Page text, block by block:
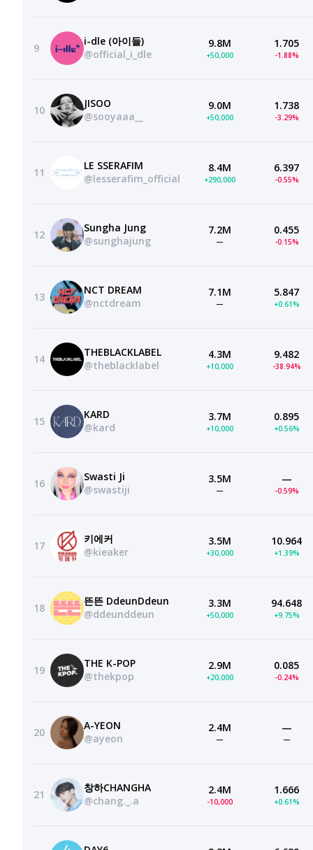
9
i-dle (아이들)
@official_i_dle
9.8M
+50,000
1.705
-1.88%
10
JISOO
@sooyaaa__
9.0M
+50,000
1.738
-3.29%
11
LE SSERAFIM
@lesserafim_official
8.4M
+290,000
6.397
-0.55%
12
Sungha Jung
@sunghajung
7.2M
—
0.455
-0.15%
13
NCT DREAM
@nctdream
7.1M
—
5.847
+0.61%
14
THEBLACKLABEL
@theblacklabel
4.3M
+10,000
9.482
-38.94%
15
KARD
@kard
3.7M
+10,000
0.895
+0.56%
16
Swasti Ji
@swastiji
3.5M
—
—
-0.59%
17
키에커
@kieaker
3.5M
+30,000
10.964
+1.39%
18
뜬뜬 DdeunDdeun
@ddeunddeun
3.3M
+50,000
94.648
+9.75%
19
THE K-POP
@thekpop
2.9M
+20,000
0.085
-0.24%
20
A-YEON
@ayeon
2.4M
—
—
—
21
창하CHANGHA
@chang._.a
2.4M
-10,000
1.666
+0.61%